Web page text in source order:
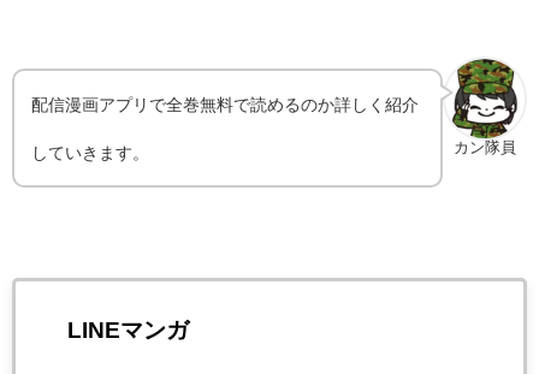
カン隊員
配信漫画アプリで全巻無料で読めるのか詳しく紹介
していきます。
LINEマンガ